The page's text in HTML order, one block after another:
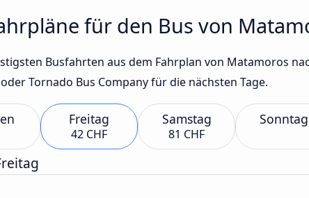
für den Bus von
Busfahrten aus dem Fahrplan von Matamoros
Tornado Bus Company für die nächsten Tage.
Freitag
42 CHF
Samstag
81 CHF
Sonntag